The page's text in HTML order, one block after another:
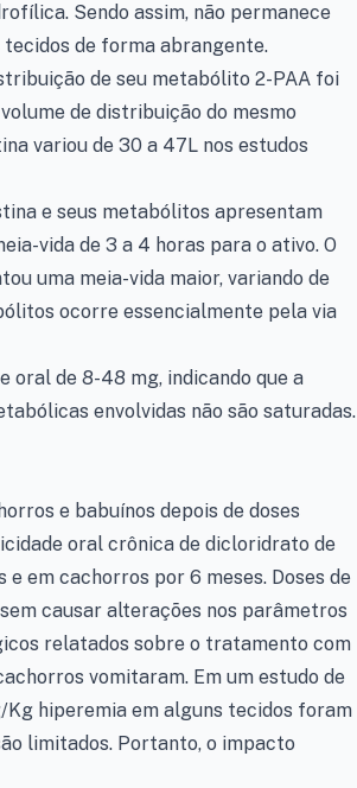
Sendo assim, não permanece
de forma abrangente.
de seu metabólito 2-PAA foi
de distribuição do mesmo
variou de 30 a 47L nos estudos
e seus metabólitos apresentam
vida de 3 a 4 horas para o ativo. O
uma meia-vida maior, variando de
ocorre essencialmente pela via
oral de 8-48 mg, indicando que a
envolvidas não são saturadas.
e babuínos depois de doses
oral crônica de dicloridrato de
em cachorros por 6 meses. Doses de
causar alterações nos parâmetros
relatados sobre o tratamento com
vomitaram. Em um estudo de
hiperemia em alguns tecidos foram
limitados. Portanto, o impacto